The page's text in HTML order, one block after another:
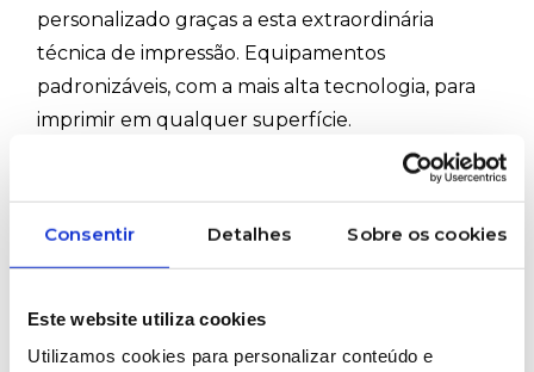
Consentir Detalhes Sobre os cookies
Este website utiliza cookies
Utilizamos cookies para personalizar conteúdo e
personalizado graças a esta extraordinária
técnica de impressão. Equipamentos
padronizáveis, com a mais alta tecnologia, para
imprimir em qualquer superfície.
#ImpressãoTampográfica #rolhas #caixas
#plástico #moedas #medalhas #cápsulas
#seringas #ObjetosCilíndricos